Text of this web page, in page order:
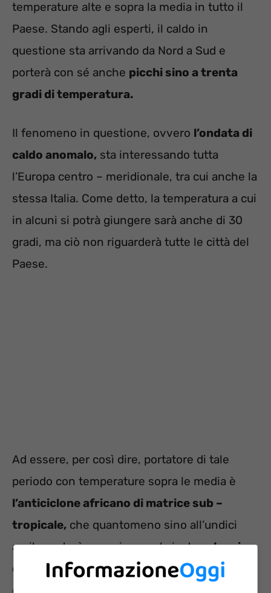
temperature alte e sopra la media in tutto il
Paese. Stando agli esperti, il caldo in
questione sta arrivando da Nord a Sud e
porterà con sé anche picchi sino a trenta
gradi di temperatura.
Il fenomeno in questione, ovvero l’ondata di
caldo anomalo, sta interessando tutta
l’Europa centro – meridionale, tra cui anche la
stessa Italia. Come detto, la temperatura a cui
in alcuni si potrà giungere sarà anche di 30
gradi, ma ciò non riguarderà tutte le città del
Paese.
Ad essere, per così dire, portatore di tale
periodo con temperature sopra le media è
l’anticiclone africano di matrice sub –
tropicale, che quantomeno sino all’undici
aprile porterà a respirare un’aria daanteprima
dell’estateo comunque quella che,